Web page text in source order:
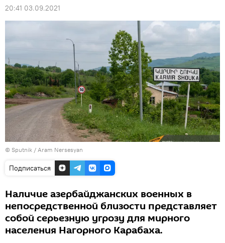
20:41 03.09.2021
© Sputnik / Aram Nersesyan
Подписаться
Наличие азербайджанских военных в
непосредственной близости представляет
собой серьезную угрозу для мирного
населения Нагорного Карабаха.